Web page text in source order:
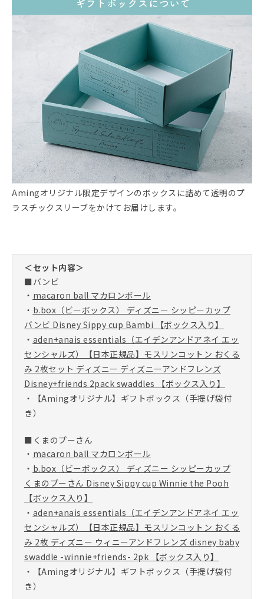
Amingオリジナル限定デザインのボックスに詰めて透明のプ
ラスチックスリーブをかけてお届けします。
＜セット内容＞
■バンビ
・ macaron ball マカロンボール
・ b.box（ビーボックス） ディズニー シッピーカップ
バンビ Disney Sippy cup Bambi 【ボックス入り】
・ aden+anais essentials（エイデンアンドアネイ エッ
センシャルズ）【日本正規品】モスリンコットン おくる
み 2枚セット ディズニー ディズニーアンドフレンズ
Disney+friends 2pack swaddles 【ボックス入り】
・【Amingオリジナル】ギフトボックス（手提げ袋付
き）
■くまのプーさん
・ macaron ball マカロンボール
・ b.box（ビーボックス） ディズニー シッピーカップ
くまのプーさん Disney Sippy cup Winnie the Pooh
【ボックス入り】
・ aden+anais essentials（エイデンアンドアネイ エッ
センシャルズ）【日本正規品】モスリンコットン おくる
み 2枚 ディズニー ウィニーアンドフレンズ disney baby
swaddle -winnie+friends- 2pk 【ボックス入り】
・【Amingオリジナル】ギフトボックス（手提げ袋付
き）